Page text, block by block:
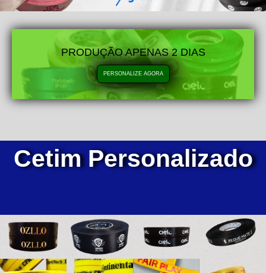
PRODUÇÃO APENAS 2 DIAS
PERSONALIZE AGORA
Cetim Personalizado